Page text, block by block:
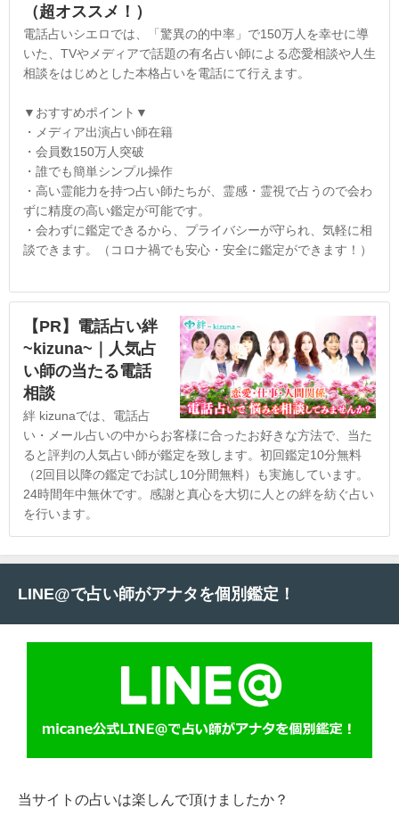
（超オススメ！）
電話占いシエロでは、「驚異の的中率」で150万人を幸せに導
いた、TVやメディアで話題の有名占い師による恋愛相談や人生
相談をはじめとした本格占いを電話にて行えます。
▼おすすめポイント▼
・メディア出演占い師在籍
・会員数150万人突破
・誰でも簡単シンプル操作
・高い霊能力を持つ占い師たちが、霊感・霊視で占うので会わ
ずに精度の高い鑑定が可能です。
・会わずに鑑定できるから、プライバシーが守られ、気軽に相
談できます。（コロナ禍でも安心・安全に鑑定ができます！）
【PR】電話占い絆
~kizuna~｜人気占
い師の当たる電話
相談
絆 kizunaでは、電話占
い・メール占いの中からお客様に合ったお好きな方法で、当た
ると評判の人気占い師が鑑定を致します。初回鑑定10分無料
（2回目以降の鑑定でお試し10分間無料）も実施しています。
24時間年中無休です。感謝と真心を大切に人との絆を紡ぐ占い
を行います。
LINE@で占い師がアナタを個別鑑定！
当サイトの占いは楽しんで頂けましたか？